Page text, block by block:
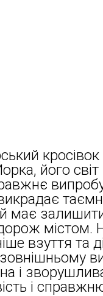
його світ
має
містом.
взуття
зовнішньому
і
і